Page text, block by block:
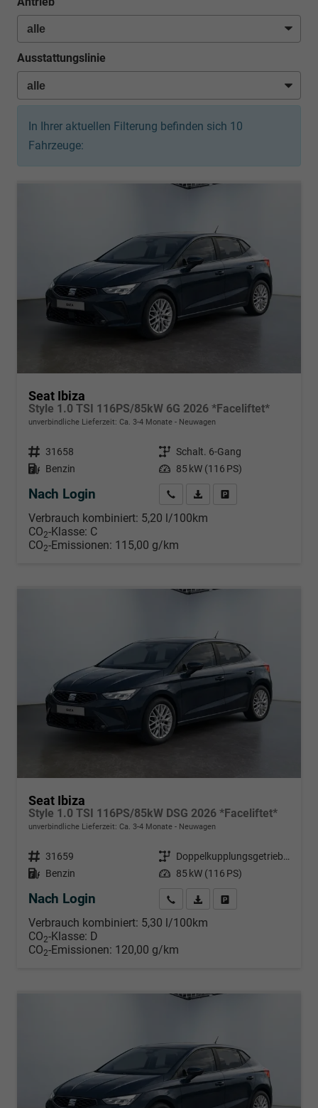
Ausstattungslinie
In Ihrer aktuellen Filterung befinden sich 10
Fahrzeuge:
Seat Ibiza
Style 1.0 TSI 116PS/85kW 6G 2026 *Faceliftet*
unverbindliche Lieferzeit: Ca. 3-4 Monate Neuwagen
Fahrzeugnr. 31658 Getriebe Schalt. 6-Gang
Kraftstoff Benzin Leistung 85 kW (116 PS)
Nach Login Wir rufen Sie anPDF-Datei, Fahrzeugexposé
Verbrauch kombiniert: 5,20 l/100km
CO2-Klasse: C
CO2-Emissionen: 115,00 g/km
Seat Ibiza
Style 1.0 TSI 116PS/85kW DSG 2026 *Faceliftet*
unverbindliche Lieferzeit: Ca. 3-4 Monate Neuwagen
Fahrzeugnr. 31659 Getriebe
Doppelkupplungsgetriebe (DSG)
Kraftstoff Benzin Leistung 85 kW (116 PS)
Nach Login Wir rufen Sie anPDF-Datei, Fahrzeugexposé
Verbrauch kombiniert: 5,30 l/100km
CO2-Klasse: D
CO2-Emissionen: 120,00 g/km